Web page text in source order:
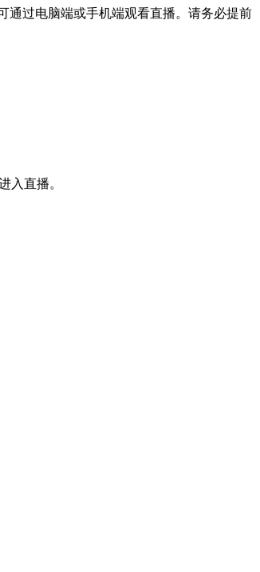
过电脑端或手机端观看直播。请务必提前
入直播。